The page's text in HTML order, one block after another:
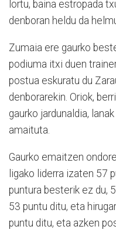
lortu, baina estropada
denboran heldu da
Zumaia ere gaurko
podiuma itxi duen
postua eskuratu du
denborarekin. Oriok,
gaurko jardunaldia,
amaituta.
Gaurko emaitzen
ligako liderra izaten 57
puntura besterik ez du,
53 puntu ditu, eta
puntu ditu, eta azken